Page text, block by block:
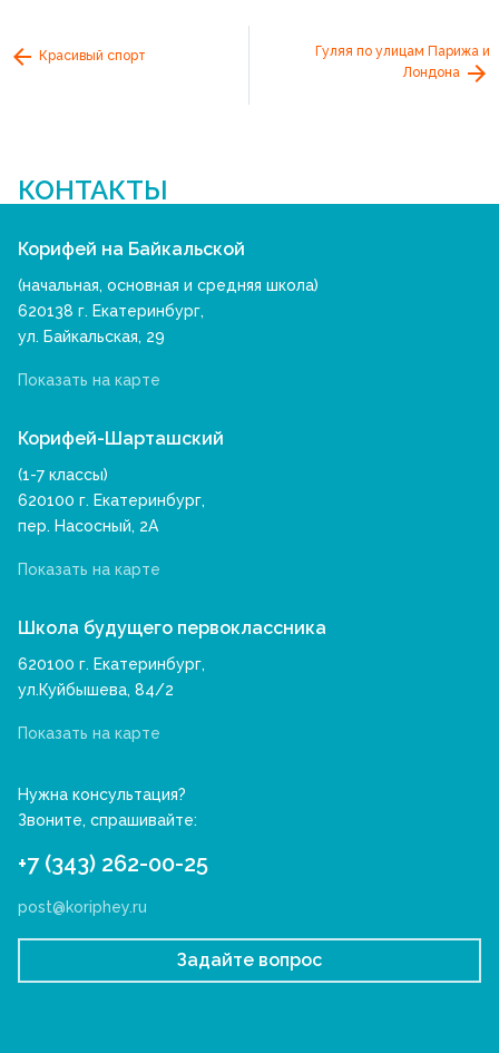
Красивый спорт
Гуляя по улицам Парижа и
Лондона
КОНТАКТЫ
Корифей на Байкальской
(начальная, основная и средняя школа)
620138 г. Екатеринбург,
ул. Байкальская, 29
Показать на карте
Корифей-Шарташский
(1-7 классы)
620100 г. Екатеринбург,
пер. Насосный, 2А
Показать на карте
Школа будущего первоклассника
620100 г. Екатеринбург,
ул.Куйбышева, 84/2
Показать на карте
Нужна консультация?
Звоните, спрашивайте:
+7 (343) 262-00-25
post@koriphey.ru
Задайте вопрос